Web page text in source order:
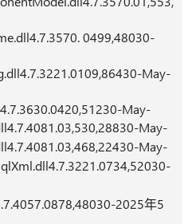
0499,48030-
May-
May-
May-
May-
2025年5